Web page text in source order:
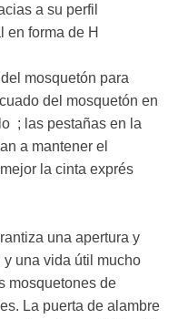
a su perfil
en forma de H
mosquetón para
del mosquetón en
; las pestañas en la
a mantener el
la cinta exprés
una apertura y
una vida útil mucho
mosquetones de
La puerta de alambre